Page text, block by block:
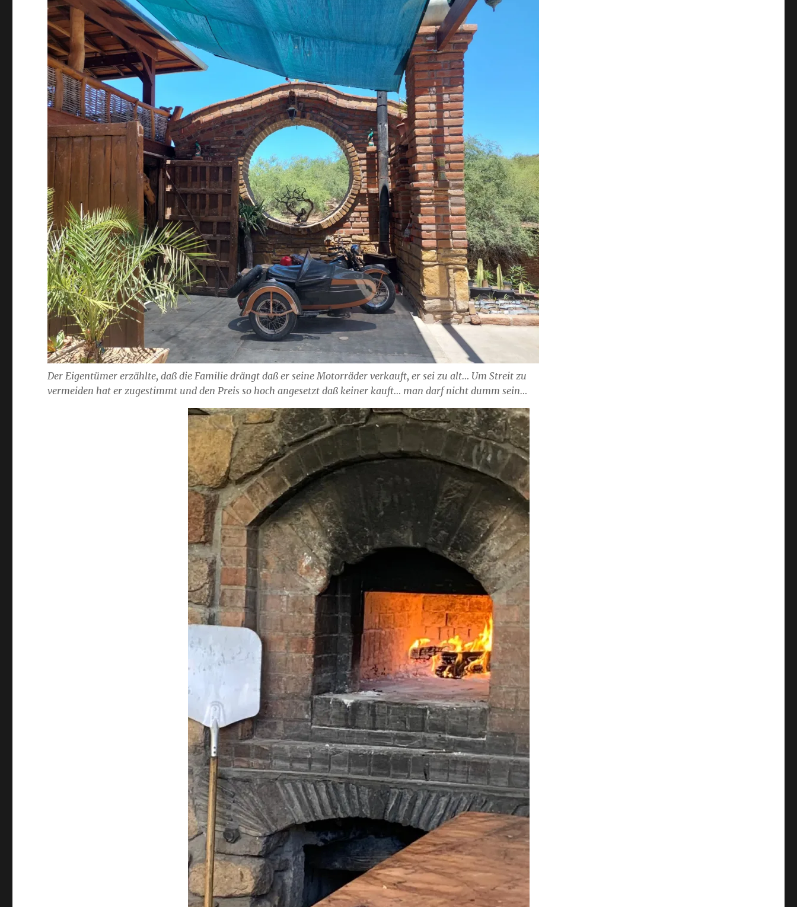
Der Eigentümer erzählte, daß die Familie drängt daß er seine Motorräder verkauft, er sei zu alt… Um Streit zu
vermeiden hat er zugestimmt und den Preis so hoch angesetzt daß keiner kauft… man darf nicht dumm sein…